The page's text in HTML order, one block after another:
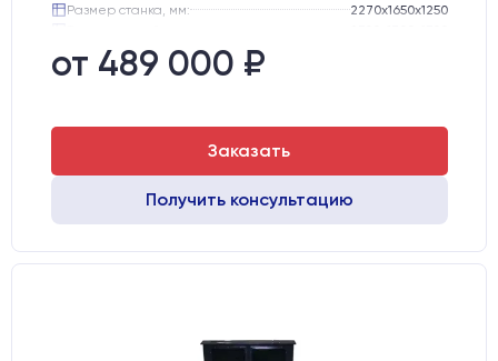
Размер станка, мм:
2270х1650х1250
Вес брутто:
Шаговые двигатели:
от 489 000 ₽
Заказать
Получить консультацию